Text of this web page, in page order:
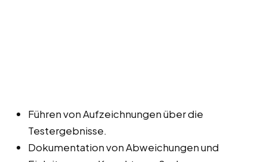
Führen von Aufzeichnungen über die
Testergebnisse.
Dokumentation von Abweichungen und